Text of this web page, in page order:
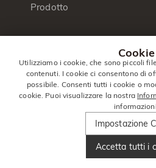
Prodotto
2026
Jewelry
Italia|
Cookie
Utilizziamo i cookie, che sono piccoli
contenuti. I cookie ci consentono di
possibile. Consenti tutti i cookie o
cookie. Puoi visualizzare la nostra
Impostazione
Accetta tutti i